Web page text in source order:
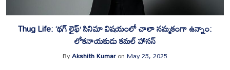
Thug Life: ‘థగ్ లైఫ్’ సినిమా విష‌యంలో చాలా న‌మ్మ‌కంగా ఉన్నాం:
లోక‌నాయ‌కుడు క‌మ‌ల్ హాస‌న్‌
ByAkshith KumaronMay 25, 2025